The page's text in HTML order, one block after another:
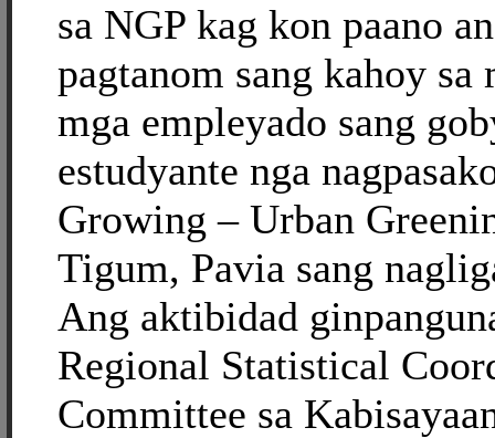
sa NGP kag kon paano
pagtanom sang kahoy sa
mga empleyado sang
estudyante nga
Growing – Urban
Tigum, Pavia sang
Ang aktibidad
Regional Statistical
Committee sa